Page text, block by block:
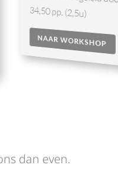
ervaring! € 37,50 pp. (3u)
NAAR WORKSHOP
dan even.